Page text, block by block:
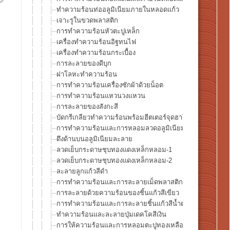
ทำความร้อนท่ออลูมิเนียมภายในหลอดแก้ว
เจาะรูในขวดพลาสติก
การทำความร้อนหัวตะปูเหล็ก
เครื่องทำความร้อนอิฐทนไฟ
เครื่องทำความร้อนกระเบื้อง
การละลายของดีบุก
ฝาโลหะทำความร้อน
การทำความร้อนเครื่องซักผ้าด้วยน็อต
การทำความร้อนแหวนวงแหวน
การละลายของสังกะสี
บัดกรีเกลียวทำความร้อนพร้อมฮีตเตอร์จุดฮาโลเจน HPH-35
การทำความร้อนและการหลอมลวดอลูมิเนียม
ดึงด้านบนอลูมิเนียมละลาย
ลวดเย็บกระดาษชุบทองแดงเหล็กหลอม-1
ลวดเย็บกระดาษชุบทองแดงเหล็กหลอม-2
ละลายลูกแก้วสีดำ
การทำความร้อนและการละลายเม็ดพลาสติกโพลีสไตรีน
การละลายด้วยความร้อนของชิ้นแก้วสีเขียว
การทำความร้อนและการละลายชิ้นแก้วสีน้ำตาล
ทำความร้อนและละลายปุ่มเดคโคสีเงิน
การให้ความร้อนและการหลอมตะปูทองเหลือง